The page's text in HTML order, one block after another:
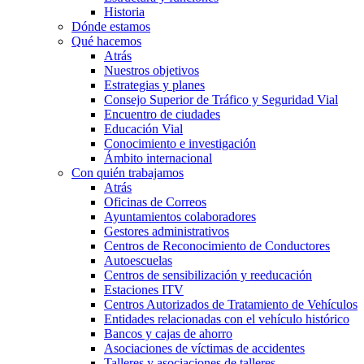
Historia
Dónde estamos
Qué hacemos
Atrás
Nuestros objetivos
Estrategias y planes
Consejo Superior de Tráfico y Seguridad Vial
Encuentro de ciudades
Educación Vial
Conocimiento e investigación
Ámbito internacional
Con quién trabajamos
Atrás
Oficinas de Correos
Ayuntamientos colaboradores
Gestores administrativos
Centros de Reconocimiento de Conductores
Autoescuelas
Centros de sensibilización y reeducación
Estaciones ITV
Centros Autorizados de Tratamiento de Vehículos
Entidades relacionadas con el vehículo histórico
Bancos y cajas de ahorro
Asociaciones de víctimas de accidentes